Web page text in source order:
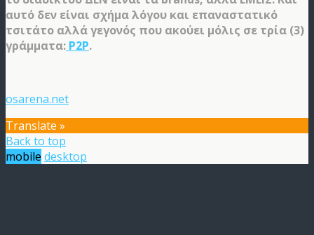
αυτό δεν είναι σχήμα λόγου και επαναστατικό
τσιτάτο αλλά γεγονός που ακούει μόλις σε τρία (3)
γράμματα: P2P.
osarena.net
Translate »
Back to top
mobile desktop